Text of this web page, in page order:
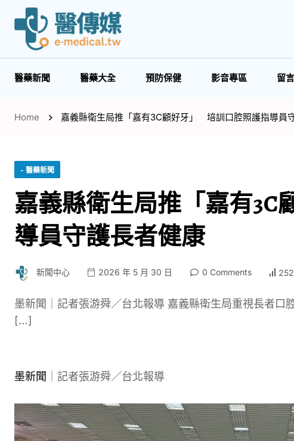
醫藥新聞 醫藥大全 預防保健 影音專區 留
Home 嘉義縣衛生局推「嘉有3C顧好牙」 培訓口腔照護指導員
- 醫藥新聞
嘉義縣衛生局推「嘉有
導員守護長者健康
新聞中心 2026 年 5 月 30 日 0 Comments
墨新聞｜記者張游舜／台北報導 嘉義縣衛生局重視長者
[…]
墨新聞 ｜記者張游舜／台北報導